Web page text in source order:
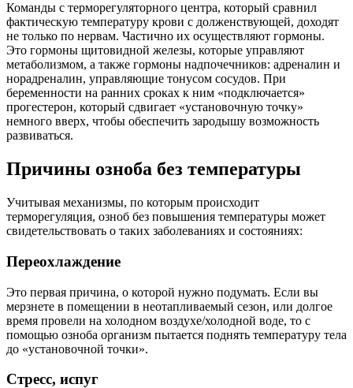
Команды с терморегуляторного центра, который сравнил
фактическую температуру крови с долженствующей, доходят
не только по нервам. Частично их осуществляют гормоны.
Это гормоны щитовидной железы, которые управляют
метаболизмом, а также гормоны надпочечников: адреналин и
норадреналин, управляющие тонусом сосудов. При
беременности на ранних сроках к ним «подключается»
прогестерон, который сдвигает «установочную точку»
немного вверх, чтобы обеспечить зародышу возможность
развиваться.
Причины озноба без температуры
Учитывая механизмы, по которым происходит
терморегуляция, озноб без повышения температуры может
свидетельствовать о таких заболеваниях и состояниях:
Переохлаждение
Это первая причина, о которой нужно подумать. Если вы
мерзнете в помещении в неотапливаемый сезон, или долгое
время провели на холодном воздухе/холодной воде, то с
помощью озноба организм пытается поднять температуру тела
до «установочной точки».
Стресс, испуг